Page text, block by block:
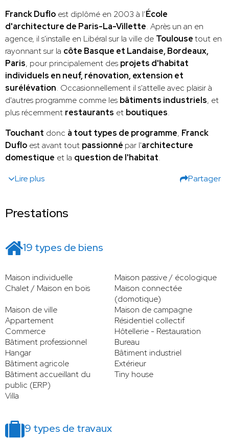
Franck Duflo est diplômé en 2003 à l’École
d'architecture de Paris-La-Villette. Après un an en
agence, il s'installe en Libéral sur la ville de Toulousetout en
rayonnant sur la côte Basque et Landaise, Bordeaux,
Paris, pour principalement des projets d'habitat
individuels en neuf, rénovation, extension et
surélévation. Occasionnellement il s'attelle avec plaisir à
d'autres programme comme les bâtiments industriels, et
plus récemment restaurants et boutiques.
Touchant donc à tout types de programme, Franck
Duflo est avant tout passionné par l'architecture
domestique et la question de l'habitat.
Lire plus
Partager
Prestations
19 types de biens
Maison individuelle
Maison passive / écologique
Chalet / Maison en bois
Maison connectée
(domotique)
Maison de ville
Maison de campagne
Appartement
Résidentiel collectif
Commerce
Hôtellerie - Restauration
Bâtiment professionnel
Bureau
Hangar
Bâtiment industriel
Bâtiment agricole
Extérieur
Bâtiment accueillant du
public (ERP)
Tiny house
Villa
9 types de travaux